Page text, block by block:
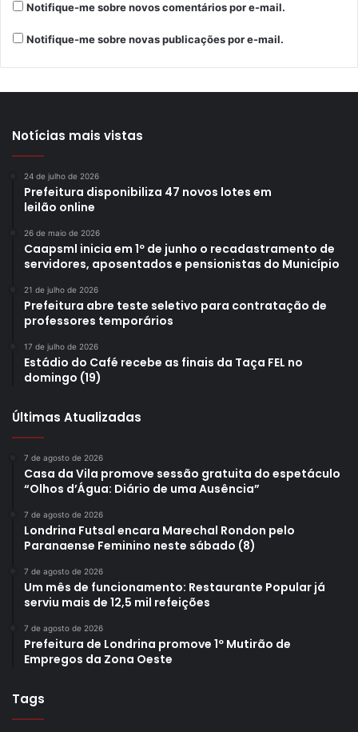
Notifique-me sobre novos comentários por e-mail.
Notifique-me sobre novas publicações por e-mail.
Notícias mais vistas
24 de julho de 2026
Prefeitura disponibiliza 47 novos lotes em
leilão online
26 de maio de 2026
Caapsml inicia em 1º de junho o recadastramento de
servidores, aposentados e pensionistas do Município
21 de julho de 2026
Prefeitura abre teste seletivo para contratação de
professores temporários
17 de julho de 2026
Estádio do Café recebe as finais da Taça FEL no
domingo (19)
Últimas Atualizadas
7 de agosto de 2026
Casa da Vila promove sessão gratuita do espetáculo
“Olhos d’Água: Diário de uma Ausência”
7 de agosto de 2026
Londrina Futsal encara Marechal Rondon pelo
Paranaense Feminino neste sábado (8)
7 de agosto de 2026
Um mês de funcionamento: Restaurante Popular já
serviu mais de 12,5 mil refeições
7 de agosto de 2026
Prefeitura de Londrina promove 1º Mutirão de
Empregos da Zona Oeste
Tags